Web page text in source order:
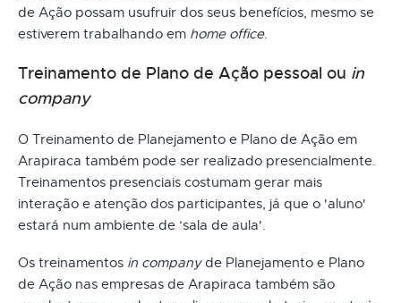
de Ação possam usufruir dos seus benefícios, mesmo se
estiverem trabalhando em home office.
Treinamento de Plano de Ação pessoal ou in
company
O Treinamento de Planejamento e Plano de Ação em
Arapiraca também pode ser realizado presencialmente.
Treinamentos presenciais costumam gerar mais
interação e atenção dos participantes, já que o 'aluno'
estará num ambiente de ‘sala de aula'.
Os treinamentos in companyde Planejamento e Plano
de Ação nas empresas de Arapiraca também são